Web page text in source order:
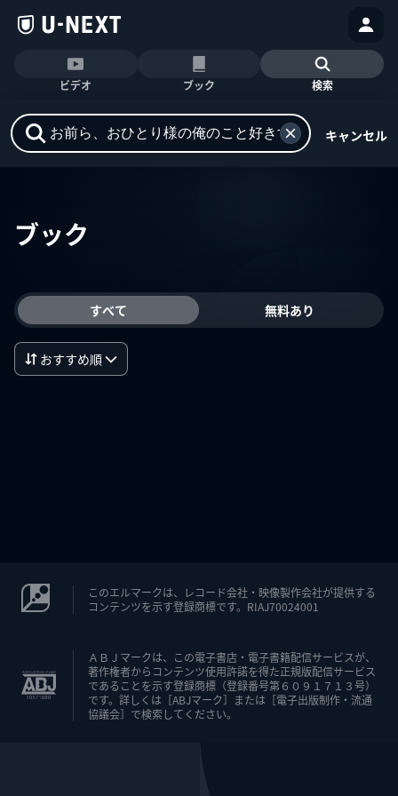
ビデオ ブック 検索
キャンセル
ブック
すべて 無料あり
おすすめ順
このエルマークは、レコード会社・映像製作会社が提供する
コンテンツを示す登録商標です。RIAJ70024001
ＡＢＪマークは、この電子書店・電子書籍配信サービスが、
著作権者からコンテンツ使用許諾を得た正規版配信サービス
であることを示す登録商標（登録番号第６０９１７１３号）
です。詳しくは［ABJマーク］または［電子出版制作・流通
協議会］で検索してください。